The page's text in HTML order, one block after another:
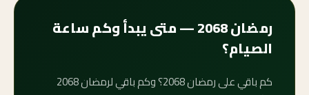
رمضان 2068 — متى يبدأ وكم ساعة
الصيام؟
كم باقي على رمضان 2068؟ وكم باقي لرمضان 2068